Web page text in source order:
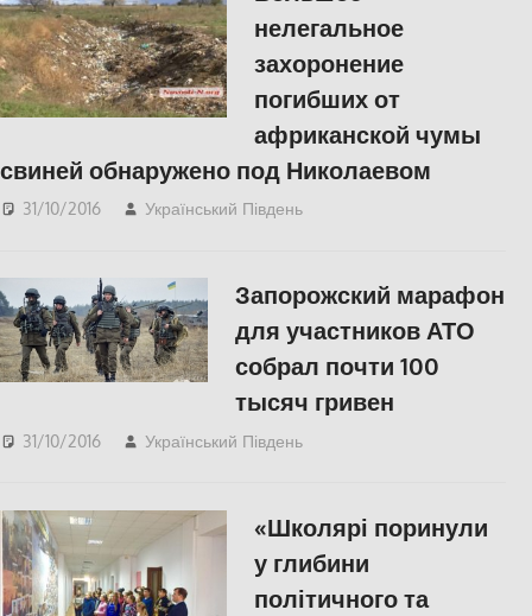
нелегальное
захоронение
погибших от
африканской чумы
свиней обнаружено под Николаевом
31/10/2016 Український Південь
Запорожский марафон
для участников АТО
собрал почти 100
тысяч гривен
31/10/2016 Український Південь
«Школярі поринули
у глибини
політичного та